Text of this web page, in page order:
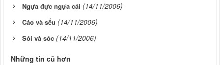
Ngựa đực ngựa cái (14/11/2006)
Cáo và sếu (14/11/2006)
Sói và sóc (14/11/2006)
Những tin cũ hơn